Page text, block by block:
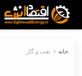
خانه نفت و گاز